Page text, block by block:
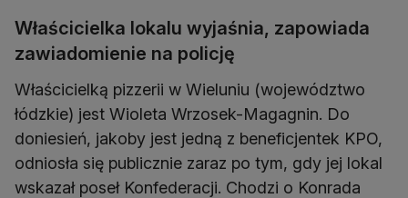
Właścicielka lokalu wyjaśnia, zapowiada
zawiadomienie na policję
Właścicielką pizzerii w Wieluniu (województwo
łódzkie) jest Wioleta Wrzosek-Magagnin. Do
doniesień, jakoby jest jedną z beneficjentek KPO,
odniosła się publicznie zaraz po tym, gdy jej lokal
wskazał poseł Konfederacji. Chodzi o Konrada